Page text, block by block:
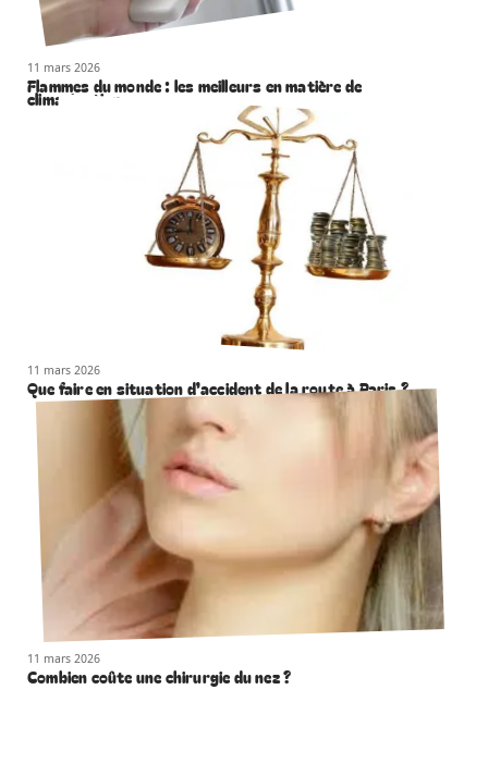
11 mars 2026
Flammes du monde : les meilleurs en matière de
climatisation
11 mars 2026
Que faire en situation d’accident de la route à Paris ?
11 mars 2026
Combien coûte une chirurgie du nez ?